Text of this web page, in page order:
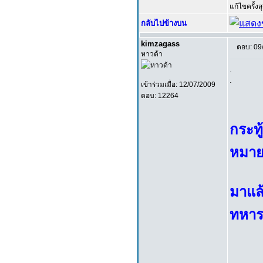
แก้ไขครั้ง
กลับไปข้างบน
kimzagass
หาวด้า
เข้าร่วมเมื่อ: 12/07/2009
ตอบ: 12264
ตอบ:
กระ
หมา
มาแ
ทหา